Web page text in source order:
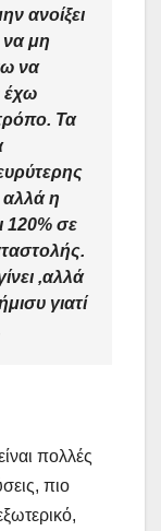
ανοίξει
να μη
να
έχω
Τα
αλλά η
120% σε
,αλλά
γιατί
πολλές
πιο